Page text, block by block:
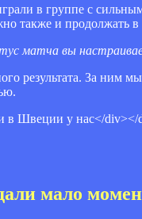
в группе с
также и
матча вы
результата. За ним
мало